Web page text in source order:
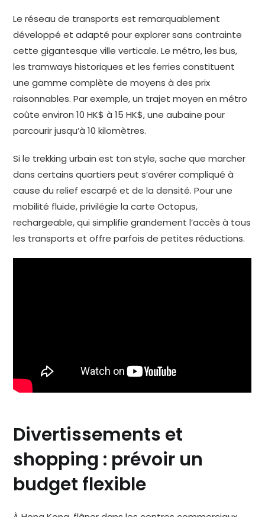
Le réseau de transports est remarquablement
développé et adapté pour explorer sans contrainte
cette gigantesque ville verticale. Le métro, les bus,
les tramways historiques et les ferries constituent
une gamme complète de moyens à des prix
raisonnables. Par exemple, un trajet moyen en métro
coûte environ 10 HK$ à 15 HK$, une aubaine pour
parcourir jusqu’à 10 kilomètres.
Si le trekking urbain est ton style, sache que marcher
dans certains quartiers peut s’avérer compliqué à
cause du relief escarpé et de la densité. Pour une
mobilité fluide, privilégie la carte Octopus,
rechargeable, qui simplifie grandement l’accès à tous
les transports et offre parfois de petites réductions.
Divertissements et
shopping : prévoir un
budget flexible